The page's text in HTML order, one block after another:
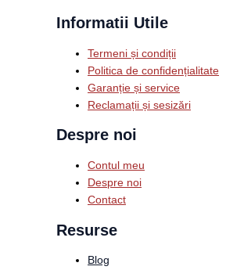
Informatii Utile
Termeni și condiții
Politica de confidențialitate
Garanție și service
Reclamații și sesizări
Despre noi
Contul meu
Despre noi
Contact
Resurse
Blog